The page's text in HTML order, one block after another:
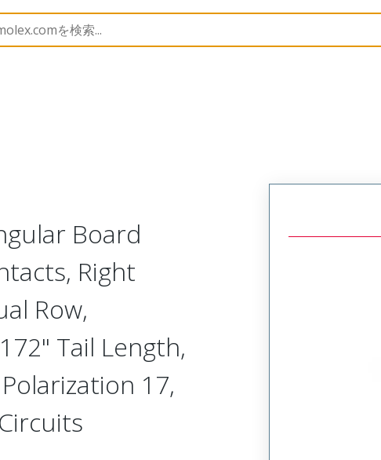
Rectangular, Plastic, 2 Row, Right Angle Board or
Board
Right
Row,
Tail Length,
17,